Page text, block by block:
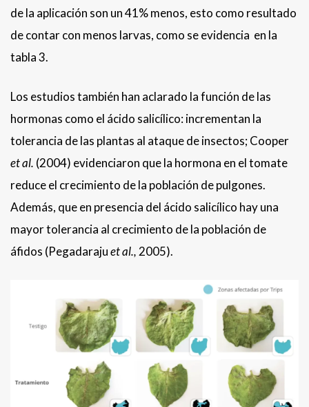
de la aplicación son un 41% menos, esto como resultado
de contar con menos larvas, como se evidencia en la
tabla 3.
Los estudios también han aclarado la función de las
hormonas como el ácido salicílico: incrementan la
tolerancia de las plantas al ataque de insectos; Cooper
et al. (2004) evidenciaron que la hormona en el tomate
reduce el crecimiento de la población de pulgones.
Además, que en presencia del ácido salicílico hay una
mayor tolerancia al crecimiento de la población de
áfidos (Pegadarajuet al., 2005).